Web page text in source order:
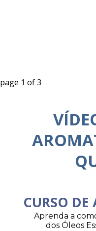
page 1 of3
CURSO
Aprenda a
dos Óleos